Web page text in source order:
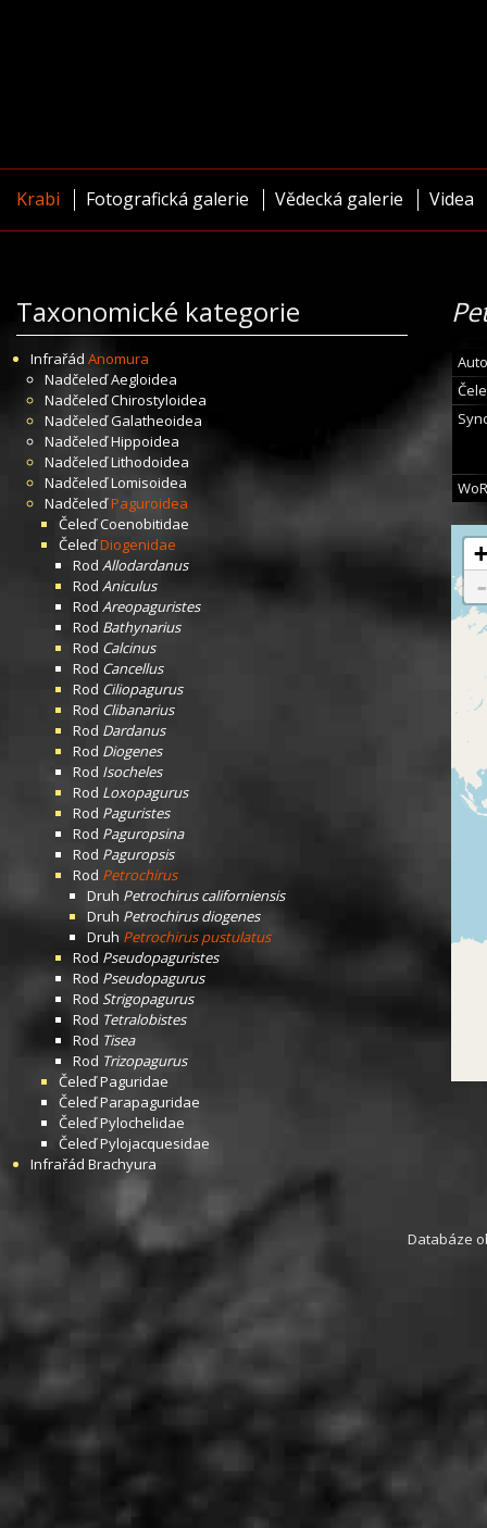
Krabi Fotografická galerie Vědecká galerie Videa
Taxonomické kategorie
Infrařád Anomura
NadčeleďAegloidea
NadčeleďChirostyloidea
NadčeleďGalatheoidea
NadčeleďHippoidea
NadčeleďLithodoidea
NadčeleďLomisoidea
NadčeleďPaguroidea
ČeleďCoenobitidae
ČeleďDiogenidae
Rod Allodardanus
Rod Aniculus
Rod Areopaguristes
Rod Bathynarius
Rod Calcinus
Rod Cancellus
Rod Ciliopagurus
Rod Clibanarius
Rod Dardanus
Rod Diogenes
Rod Isocheles
Rod Loxopagurus
Rod Paguristes
Rod Paguropsina
Rod Paguropsis
Rod Petrochirus
Druh Petrochirus californiensis
Druh Petrochirus diogenes
Druh Petrochirus pustulatus
Rod Pseudopaguristes
Rod Pseudopagurus
Rod Strigopagurus
Rod Tetralobistes
Rod Tisea
Rod Trizopagurus
ČeleďPaguridae
ČeleďParapaguridae
ČeleďPylochelidae
ČeleďPylojacquesidae
Infrařád Brachyura
+
Databáze